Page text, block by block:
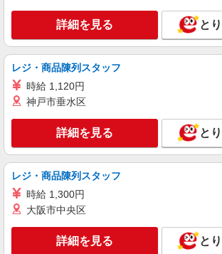
詳細を見る と
レジ・商品陳列スタッフ
時給 1,120円
神戸市垂水区
詳細を見る と
レジ・商品陳列スタッフ
時給 1,300円
大阪市中央区
詳細を見る と